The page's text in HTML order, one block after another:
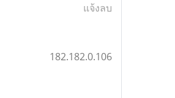
แจ้งลบ
182.182.0.106